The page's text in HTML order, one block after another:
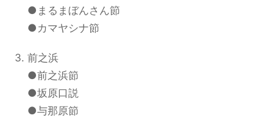
●まるまぼんさん節
●カマヤシナ節
前之浜
●前之浜節
●坂原口説
●与那原節